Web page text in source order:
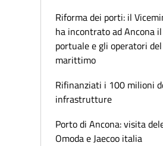
Riforma dei porti: il
ha incontrato ad Ancona
portuale e gli operatori
marittimo
Rifinanziati i 100 milioni
infrastrutture
Porto di Ancona: visita
Omoda e Jaecoo italia